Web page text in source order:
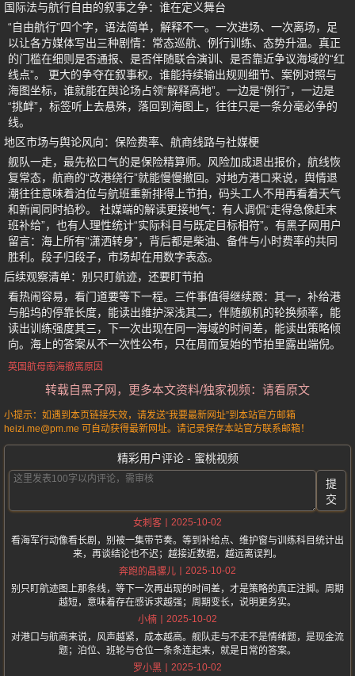
国际法与航行自由的叙事之争：谁在定义舞台
“自由航行”四个字，语法简单，解释不一。一次进场、一次离场，足
以让各方媒体写出三种剧情：常态巡航、例行训练、态势升温。真正
的门槛在细则是否通报、是否伴随联合演训、是否靠近争议海域的“红
线点”。 更大的争夺在叙事权。谁能持续输出规则细节、案例对照与
海图坐标，谁就能在舆论场占领“解释高地”。一边是“例行”，一边是
“挑衅”，标签听上去悬殊，落回到海图上，往往只是一条分毫必争的
线。
地区市场与舆论风向：保险费率、航商线路与社媒梗
舰队一走，最先松口气的是保险精算师。风险加成退出报价，航线恢
复常态，航商的“改港绕行”就能慢慢撤回。对地方港口来说，舆情退
潮往往意味着泊位与航班重新排得上节拍，码头工人不用再看着天气
和新闻同时掐秒。 社媒端的解读更接地气：有人调侃“走得急像赶末
班补给”，也有人理性统计“实际科目与既定目标相符”。有黑子网用户
留言：海上所有“潇洒转身”，背后都是柴油、备件与小时费率的共同
胜利。段子归段子，市场却在用数字表态。
后续观察清单：别只盯航迹，还要盯节拍
看热闹容易，看门道要等下一程。三件事值得继续跟：其一，补给港
与船坞的停靠长度，能读出维护深浅其二，伴随舰机的轮换频率，能
读出训练强度其三，下一次出现在同一海域的时间差，能读出策略倾
向。海上的答案从不一次性公布，只在周而复始的节拍里露出端倪。
英国航母南海撤离原因
转载自黑子网，更多本文资料/独家视频：请看原文
小提示：如遇到本页链接失效，请发送“我要最新网址”到本站官方邮箱
heizi.me@pm.me 可自动获得最新网址。请记录保存本站官方联系邮箱！
精彩用户评论 - 蜜桃视频
提
交
女刺客
2025-10-02
看海军行动像看长剧，别被一集带节奏。等到补给点、维护窗与训练科目统计出
来，再谈结论也不迟；越接近数据，越远离误判。
奔跑的晶骡儿
2025-10-02
别只盯航迹图上那条线，等下一次再出现的时间差，才是策略的真正注脚。周期
越短，意味着存在感诉求越强；周期变长，说明更务实。
小楠
2025-10-02
对港口与航商来说，风声越紧，成本越高。舰队走与不走不是情绪题，是现金流
题；泊位、班轮与仓位一条条连起来，就是日常的答案。
罗小黑
2025-10-02